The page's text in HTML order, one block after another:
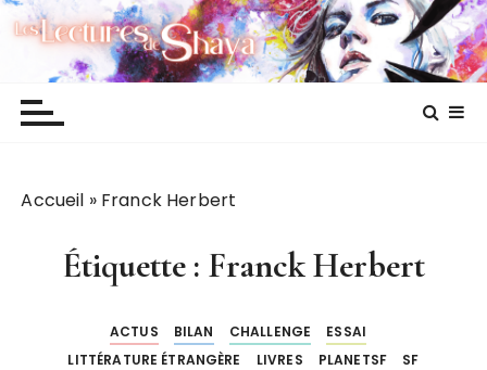
P
Les lectures de Shaya
Accueil » Franck Herbert
Étiquette : Franck Herbert
ACTUS BILAN CHALLENGE
ESSAI
LITTÉRATURE ÉTRANGÈRE
LIVRES PLANETSF SF